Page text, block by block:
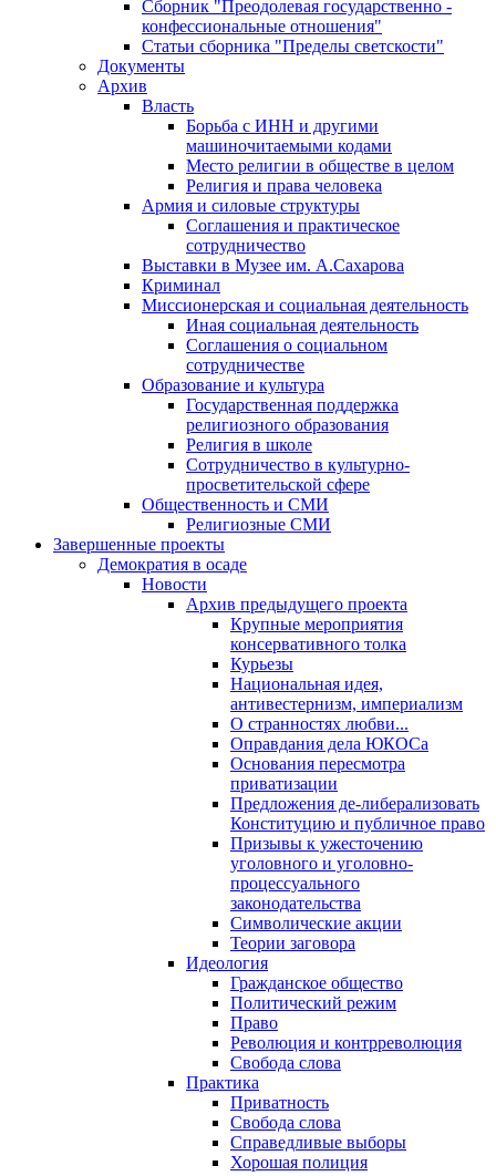
Сборник "Преодолевая государственно -
конфессиональные отношения"
Статьи сборника "Пределы светскости"
Документы
Архив
Власть
Борьба с ИНН и другими
машиночитаемыми кодами
Место религии в обществе в целом
Религия и права человека
Армия и силовые структуры
Соглашения и практическое
сотрудничество
Выставки в Музее им. А.Сахарова
Криминал
Миссионерская и социальная деятельность
Иная социальная деятельность
Соглашения о социальном
сотрудничестве
Образование и культура
Государственная поддержка
религиозного образования
Религия в школе
Сотрудничество в культурно-
просветительской сфере
Общественность и СМИ
Религиозные СМИ
Завершенные проекты
Демократия в осаде
Новости
Архив предыдущего проекта
Крупные мероприятия
консервативного толка
Курьезы
Национальная идея,
антивестернизм, империализм
О странностях любви...
Оправдания дела ЮКОСа
Основания пересмотра
приватизации
Предложения де-либерализовать
Конституцию и публичное право
Призывы к ужесточению
уголовного и уголовно-
процессуального
законодательства
Символические акции
Теории заговора
Идеология
Гражданское общество
Политический режим
Право
Революция и контрреволюция
Свобода слова
Практика
Приватность
Свобода слова
Справедливые выборы
Хорошая полиция